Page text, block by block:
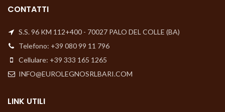
CONTATTI
S.S. 96 KM 112+400 - 70027 PALO DEL COLLE (BA)
Telefono: +39 080 99 11 796
Cellulare: +39 333 165 1265
INFO@EUROLEGNOSRLBARI.COM
LINK UTILI